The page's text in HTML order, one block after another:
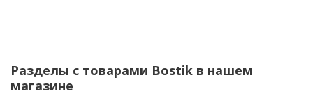
Разделы с товарами Bostik в нашем
магазине